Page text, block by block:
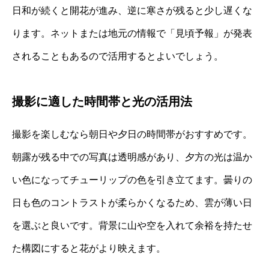
日和が続くと開花が進み、逆に寒さが残ると少し遅くな
ります。ネットまたは地元の情報で「見頃予報」が発表
されることもあるので活用するとよいでしょう。
撮影に適した時間帯と光の活用法
撮影を楽しむなら朝日や夕日の時間帯がおすすめです。
朝露が残る中での写真は透明感があり、夕方の光は温か
い色になってチューリップの色を引き立てます。曇りの
日も色のコントラストが柔らかくなるため、雲が薄い日
を選ぶと良いです。背景に山や空を入れて余裕を持たせ
た構図にすると花がより映えます。